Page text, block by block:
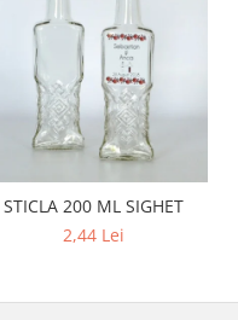
STICLA 200 ML SIGHET
2,44 Lei